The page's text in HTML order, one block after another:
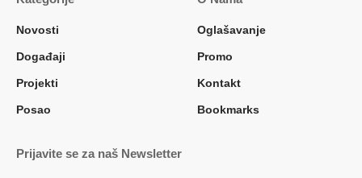
Novosti
Događaji
Projekti
Posao
Oglašavanje
Promo
Kontakt
Bookmarks
Prijavite se za naš Newsletter